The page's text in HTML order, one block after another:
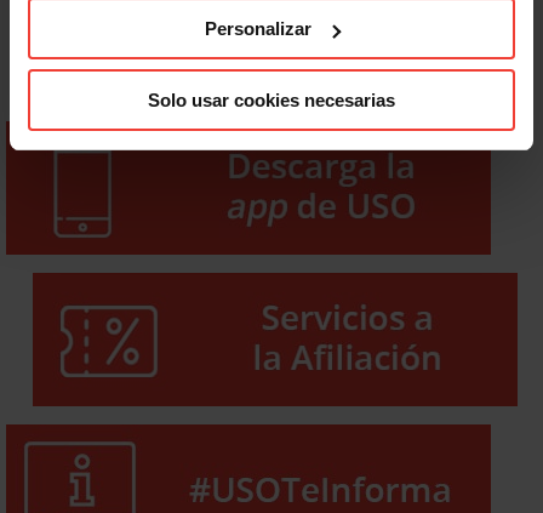
Personalizar
Solo usar cookies necesarias